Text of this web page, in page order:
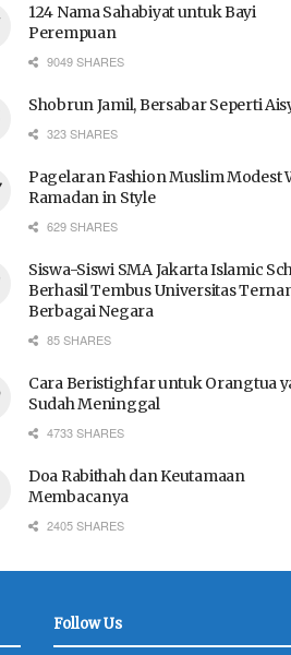
124 Nama Sahabiyat untuk Bayi
Perempuan
9049 SHARES
Shobrun Jamil, Bersabar Seperti
323 SHARES
Pagelaran Fashion Muslim Modest
Ramadan in Style
629 SHARES
Siswa-Siswi SMA Jakarta Islamic
Berhasil Tembus Universitas
Berbagai Negara
85 SHARES
Cara Beristighfar untuk Orangtua
Sudah Meninggal
4733 SHARES
Doa Rabithah dan Keutamaan
Membacanya
2405 SHARES
Follow Us